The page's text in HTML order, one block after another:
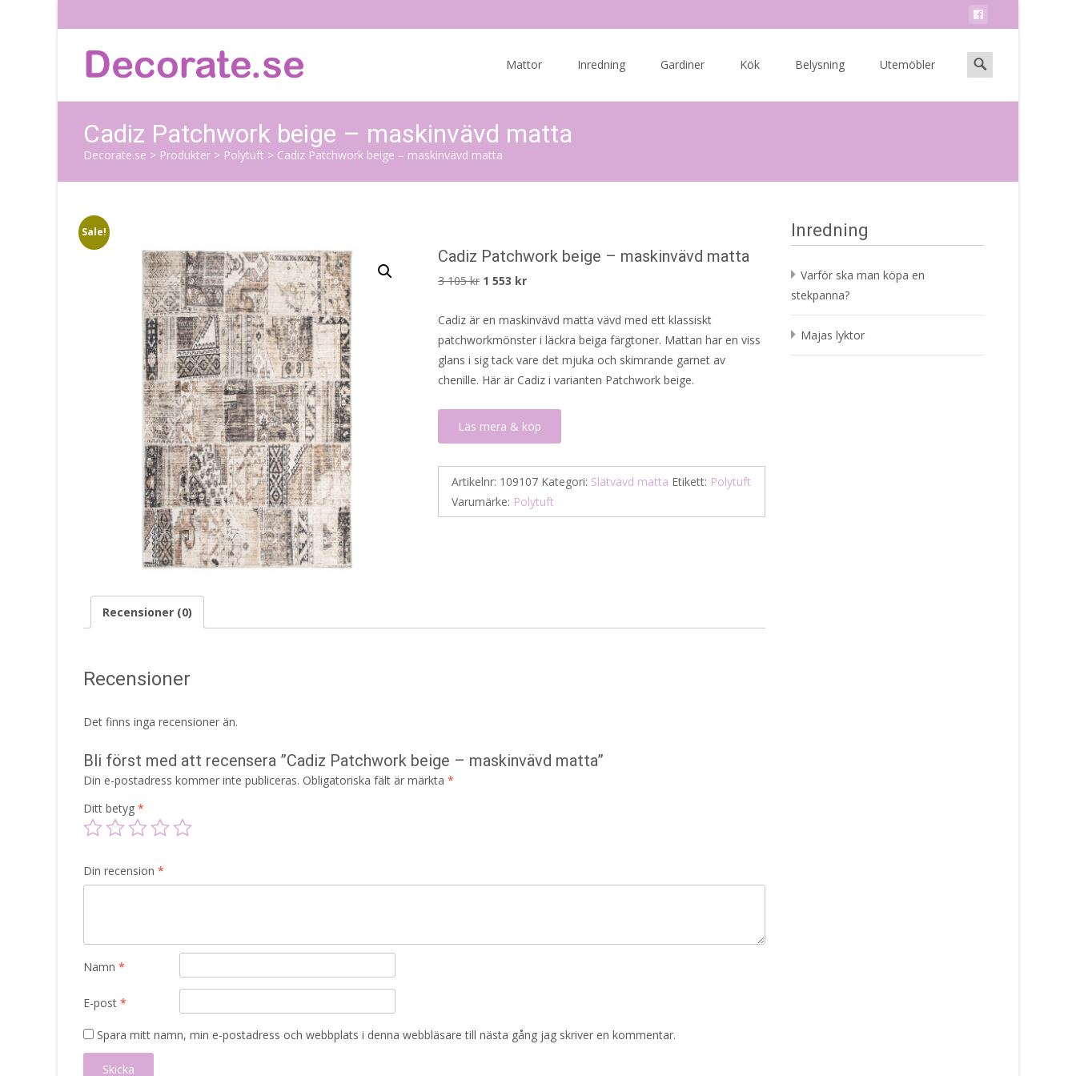
Mattor Inredning Gardiner Kök Belysning Utemöbler
Search
for:
Cadiz Patchwork beige – maskinvävd matta
Decorate.se > Produkter > Polytuft > Cadiz Patchwork beige – maskinvävd matta
Sale!
Cadiz Patchwork beige – maskinvävd matta
3 105kr Det
priset
var:
3
105 kr.
1 553 krDet
priset
är:
1
553 kr.
Cadiz är en maskinvävd matta vävd med ett klassiskt
patchworkmönster i läckra beiga färgtoner. Mattan har en viss
glans i sig tack vare det mjuka och skimrande garnet av
chenille. Här är Cadiz i varianten Patchwork beige.
Läs mera & köp
Artikelnr: 109107 Kategori: Slätvävd matta Etikett: Polytuft
Varumärke: Polytuft
Recensioner (0)
Recensioner
Det finns inga recensioner än.
Bli först med att recensera ”Cadiz Patchwork beige – maskinvävd matta”
Din e-postadress kommer inte publiceras. Obligatoriska fält är märkta *
Ditt betyg *
Din recension *
Namn *
E-post *
Spara mitt namn, min e-postadress och webbplats i denna webbläsare till nästa gång jag skriver en kommentar.
Inredning
Varför ska man köpa en
stekpanna?
Majas lyktor